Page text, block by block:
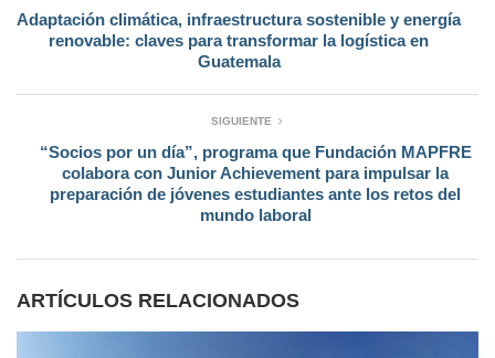
Adaptación climática, infraestructura sostenible y energía
renovable: claves para transformar la logística en
Guatemala
SIGUIENTE
“Socios por un día”, programa que Fundación MAPFRE
colabora con Junior Achievement para impulsar la
preparación de jóvenes estudiantes ante los retos del
mundo laboral
ARTÍCULOS RELACIONADOS